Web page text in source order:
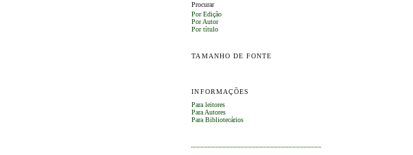
Procurar
Por Edição
Por Autor
Por título
TAMANHO DE FONTE
INFORMAÇÕES
Para leitores
Para Autores
Para Bibliotecários